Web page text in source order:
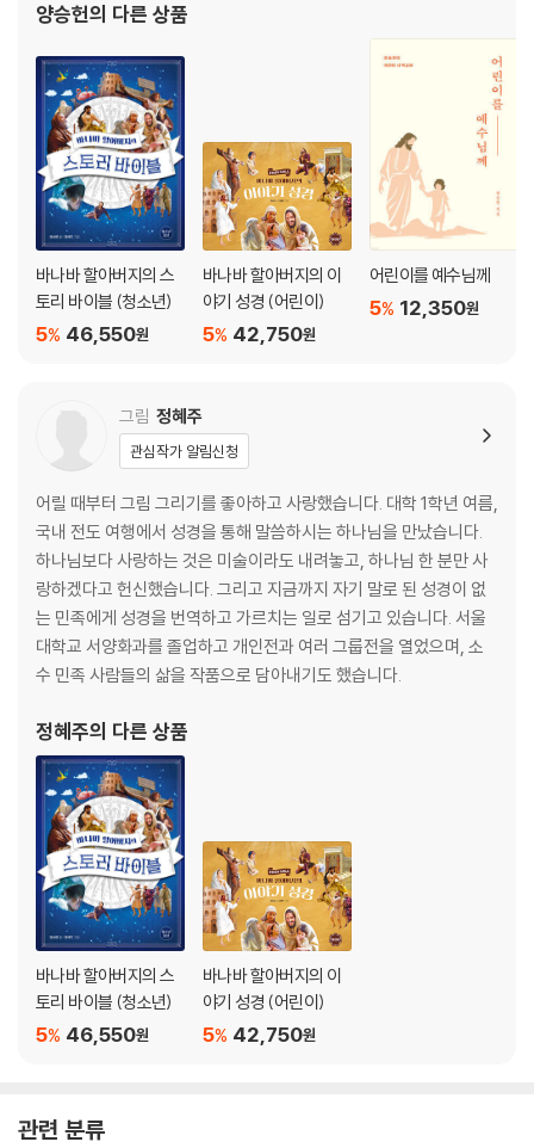
이삭이 리브가와 결혼했어요 · 62
야곱
야곱이 장자의 축복을 가로챘어요 · 64
야곱이 외삼촌 집으로 도망쳤어요 · 68
요셉
형들이 요셉을 질투했어요 · 74
요셉이 한없이 낮아졌어요 · 78
하나님이 요셉을 높이셨어요 · 84
요셉이 가족을 돌보았어요 · 92
애굽에서 나옴
애굽에 사는 것이 힘들어졌어요 · 96
모세가 태어났어요 · 98
하나님이 모세를 부르셨어요 · 100
하나님이 애굽에서 백성을 구해 내셨어요 · 104
이스라엘이 홍해를 건넜어요 · 108
이스라엘이 광야를 떠돌았어요 · 112
시내산에서
하나님이 십계명을 주셨어요 · 118
성막에서 하나님을 예배해요 · 122
광야 40년
하나님이 백성의 수를 세라고 하셨어요 · 124
가나안에 열두 정탐꾼을 보냈어요 · 126
하나님이 광야에서 원망하는 백성을 살려 주셨어요 · 130
발람이 오히려 이스라엘을 축복했어요 · 134
모압 땅에서 모세가 마지막 말을 남겼어요 · 136
전을 품고 세대로교회를 개척하여 현재 담임목사로 섬기고 있다
양승헌의 다른 상품
바나바 할아버지의 스
토리 바이블 (청소년)
46,550원
5%
바나바 할아버지의 이
야기 성경 (어린이)
42,750원
5%
어린이를 예수님께
12,350원
5%
그림 정혜주
관심작가 알림신청
어릴 때부터 그림 그리기를 좋아하고 사랑했습니다. 대학 1학년 여름,
국내 전도 여행에서 성경을 통해 말씀하시는 하나님을 만났습니다.
하나님보다 사랑하는 것은 미술이라도 내려놓고, 하나님 한 분만 사
랑하겠다고 헌신했습니다. 그리고 지금까지 자기 말로 된 성경이 없
는 민족에게 성경을 번역하고 가르치는 일로 섬기고 있습니다. 서울
대학교 서양화과를 졸업하고 개인전과 여러 그룹전을 열었으며, 소
수 민족 사람들의 삶을 작품으로 담아내기도 했습니다.
정혜주의 다른 상품
바나바 할아버지의 스
토리 바이블 (청소년)
46,550원
5%
바나바 할아버지의 이
야기 성경 (어린이)
42,750원
5%
관련 분류